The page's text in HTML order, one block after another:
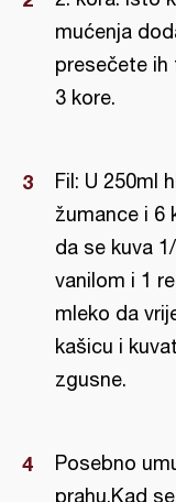
mućenja
presečete
3 kore.
Fil: U 250ml
žumance i 6
da se kuva
vanilom i 1
mleko da
kašicu i
zgusne.
Posebno
prahu.Kad